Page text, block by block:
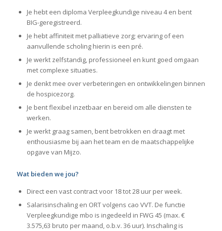
Je hebt een diploma Verpleegkundige niveau 4 en bent
BIG-geregistreerd.
Je hebt affiniteit met palliatieve zorg; ervaring of een
aanvullende scholing hierin is een pré.
Je werkt zelfstandig, professioneel en kunt goed omgaan
met complexe situaties.
Je denkt mee over verbeteringen en ontwikkelingen binnen
de hospicezorg.
Je bent flexibel inzetbaar en bereid om alle diensten te
werken.
Je werkt graag samen, bent betrokken en draagt met
enthousiasme bij aan het team en de maatschappelijke
opgave van Mijzo.
Wat bieden we jou?
Direct een vast contract voor 18 tot 28 uur per week.
Salarisinschaling en ORT volgens cao VVT. De functie
Verpleegkundige mbo is ingedeeld in FWG 45 (max. €
3.575,63 bruto per maand, o.b.v. 36 uur). Inschaling is